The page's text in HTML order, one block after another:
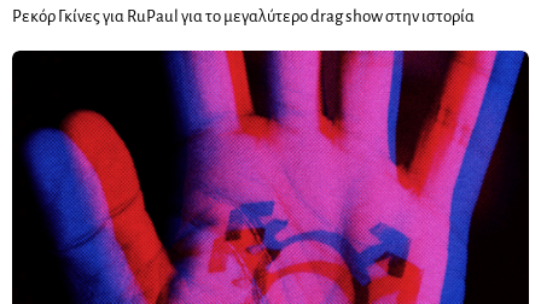
Ρεκόρ Γκίνες για RuPaul για το μεγαλύτερο drag show στην ιστορία